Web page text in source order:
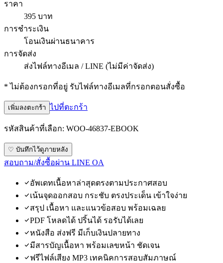
ราคา
395 บาท
การชำระเงิน
โอนเงินผ่านธนาคาร
การจัดส่ง
ส่งไฟล์ทางอีเมล / LINE (ไม่มีค่าจัดส่ง)
* ไม่ต้องกรอกที่อยู่ รับไฟล์ทางอีเมลที่กรอกตอนสั่งซื้อ
เพิ่มลงตะกร้า ไปที่ตะกร้า
รหัสสินค้าที่เลือก: WOO-46837-EBOOK
♡ บันทึกไว้ดูภายหลัง
สอบถาม/สั่งซื้อผ่าน LINE OA
อัพเดทเนื้อหาล่าสุดตรงตามประกาศสอบ
เน้นจุดออกสอบ กระชับ ตรงประเด็น เข้าใจง่าย
สรุป เนื้อหา และแนวข้อสอบ พร้อมเฉลย
PDF โหลดได้ ปริ้นได้ รอรับได้เลย
หนังสือ ส่งฟรี มีเก็บเงินปลายทาง
มีสารบัญเนื้อหา พร้อมเลขหน้า ชัดเจน
ฟรีไฟล์เสียง MP3 เทคนิคการสอบสัมภาษณ์